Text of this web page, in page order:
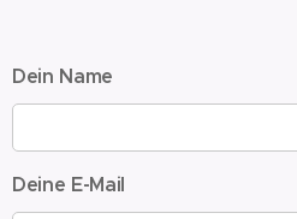
Dein Name
Deine E-Mail